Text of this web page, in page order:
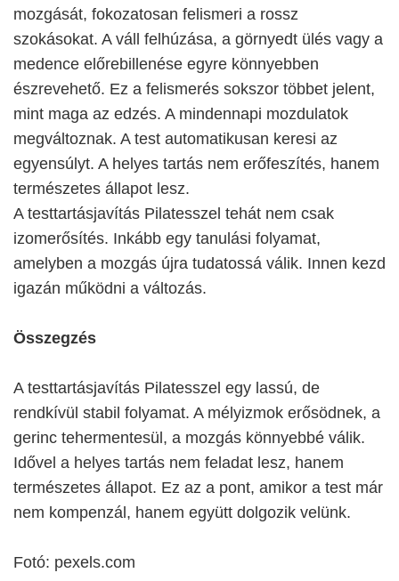
mozgását, fokozatosan felismeri a rossz
szokásokat. A váll felhúzása, a görnyedt ülés vagy a
medence előrebillenése egyre könnyebben
észrevehető. Ez a felismerés sokszor többet jelent,
mint maga az edzés. A mindennapi mozdulatok
megváltoznak. A test automatikusan keresi az
egyensúlyt. A helyes tartás nem erőfeszítés, hanem
természetes állapot lesz.
A testtartásjavítás Pilatesszel tehát nem csak
izomerősítés. Inkább egy tanulási folyamat,
amelyben a mozgás újra tudatossá válik. Innen kezd
igazán működni a változás.
Összegzés
A testtartásjavítás Pilatesszel egy lassú, de
rendkívül stabil folyamat. A mélyizmok erősödnek, a
gerinc tehermentesül, a mozgás könnyebbé válik.
Idővel a helyes tartás nem feladat lesz, hanem
természetes állapot. Ez az a pont, amikor a test már
nem kompenzál, hanem együtt dolgozik velünk.
Fotó: pexels.com